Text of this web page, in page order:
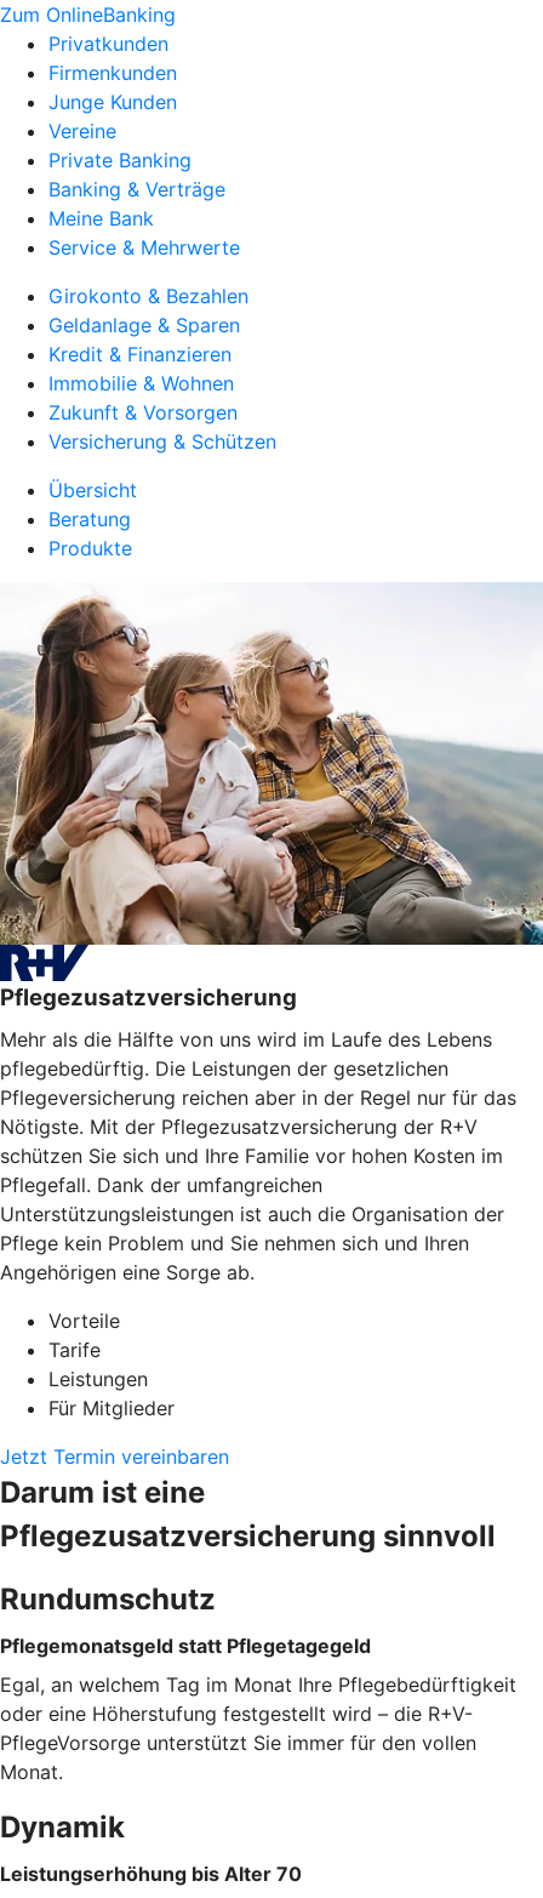
Zum OnlineBanking
Privatkunden
Firmenkunden
Junge Kunden
Vereine
Private Banking
Banking & Verträge
Meine Bank
Service & Mehrwerte
Girokonto & Bezahlen
Geldanlage & Sparen
Kredit & Finanzieren
Immobilie & Wohnen
Zukunft & Vorsorgen
Versicherung & Schützen
Übersicht
Beratung
Produkte
Pflegezusatzversicherung
Mehr als die Hälfte von uns wird im Laufe des Lebens
pflegebedürftig. Die Leistungen der gesetzlichen
Pflegeversicherung reichen aber in der Regel nur für das
Nötigste. Mit der Pflegezusatzversicherung der R+V
schützen Sie sich und Ihre Familie vor hohen Kosten im
Pflegefall. Dank der umfangreichen
Unterstützungsleistungen ist auch die Organisation der
Pflege kein Problem und Sie nehmen sich und Ihren
Angehörigen eine Sorge ab.
Vorteile
Tarife
Leistungen
Für Mitglieder
Jetzt Termin vereinbaren
Darum ist eine
Pflegezusatzversicherung sinnvoll
Rundumschutz
Pflegemonatsgeld statt Pflegetagegeld
Egal, an welchem Tag im Monat Ihre Pflegebedürftigkeit
oder eine Höherstufung festgestellt wird – die R+V-
PflegeVorsorge unterstützt Sie immer für den vollen
Monat.
Dynamik
Leistungserhöhung bis Alter 70